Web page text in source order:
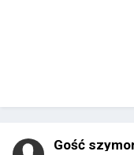
Gość